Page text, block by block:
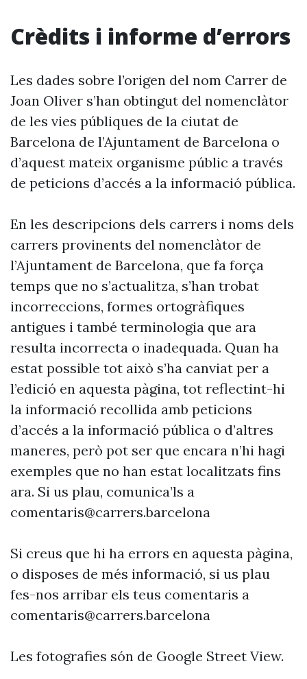
Crèdits i informe d’errors
Les dades sobre l’origen del nom Carrer de
Joan Oliver s’han obtingut del nomenclàtor
de les vies públiques de la ciutat de
Barcelona de l’Ajuntament de Barcelona o
d’aquest mateix organisme públic a través
de peticions d’accés a la informació pública.
En les descripcions dels carrers i noms dels
carrers provinents del nomenclàtor de
l’Ajuntament de Barcelona, que fa força
temps que no s’actualitza, s’han trobat
incorreccions, formes ortogràfiques
antigues i també terminologia que ara
resulta incorrecta o inadequada. Quan ha
estat possible tot això s’ha canviat per a
l’edició en aquesta pàgina, tot reflectint-hi
la informació recollida amb peticions
d’accés a la informació pública o d’altres
maneres, però pot ser que encara n’hi hagi
exemples que no han estat localitzats fins
ara. Si us plau, comunica’ls a
comentaris@carrers.barcelona
Si creus que hi ha errors en aquesta pàgina,
o disposes de més informació, si us plau
fes-nos arribar els teus comentaris a
comentaris@carrers.barcelona
Les fotografies són de Google Street View.